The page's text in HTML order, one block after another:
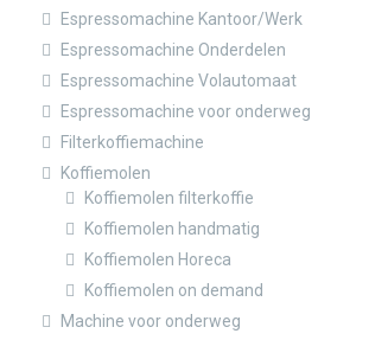
Espressomachine Kantoor/Werk
Espressomachine Onderdelen
Espressomachine Volautomaat
Espressomachine voor onderweg
Filterkoffiemachine
Koffiemolen
Koffiemolen filterkoffie
Koffiemolen handmatig
Koffiemolen Horeca
Koffiemolen on demand
Machine voor onderweg